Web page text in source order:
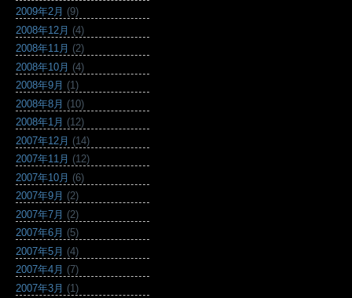
2009年2月 (9)
2008年12月 (4)
2008年11月 (2)
2008年10月 (4)
2008年9月 (1)
2008年8月 (10)
2008年1月 (12)
2007年12月 (14)
2007年11月 (12)
2007年10月 (6)
2007年9月 (2)
2007年7月 (2)
2007年6月 (5)
2007年5月 (4)
2007年4月 (7)
2007年3月 (1)